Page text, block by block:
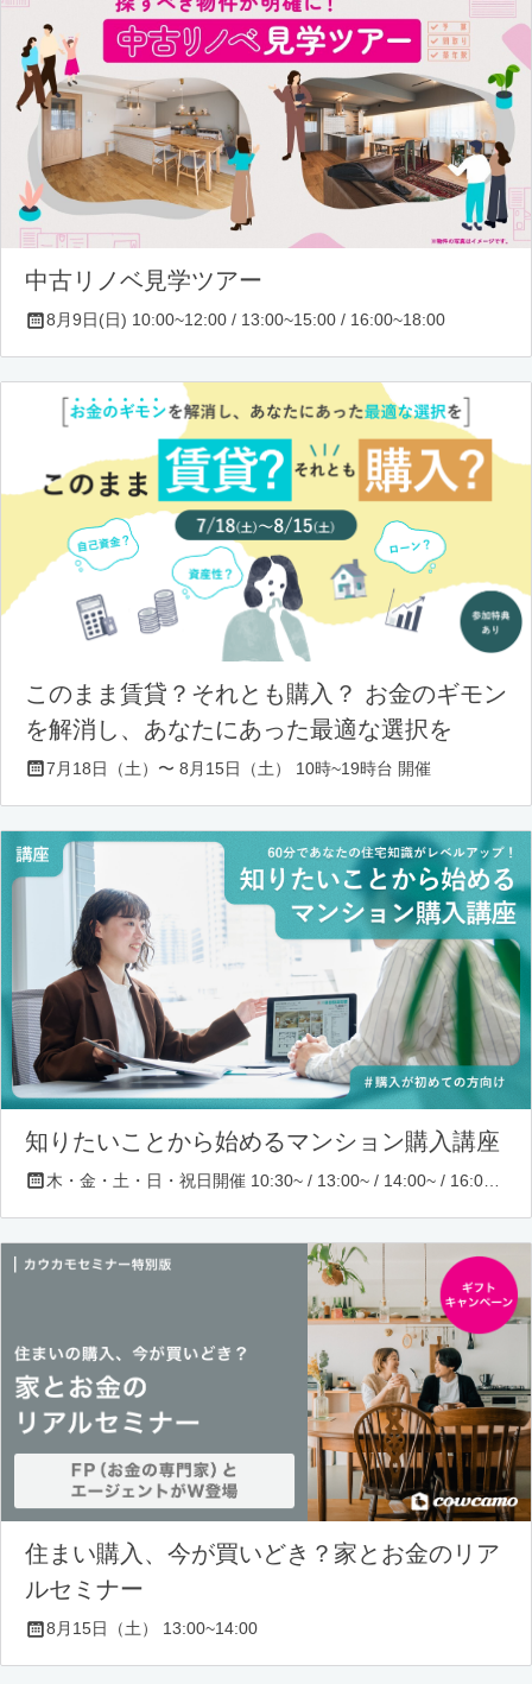
中古リノベ見学ツアー
8月9日(日) 10:00~12:00 / 13:00~15:00 / 16:00~18:00
このまま賃貸？それとも購入？ お金のギモン
を解消し、あなたにあった最適な選択を
7月18日（土）〜 8月15日（土） 10時~19時台 開催
知りたいことから始めるマンション購入講座
住まい購入、今が買いどき？家とお金のリア
ルセミナー
8月15日（土） 13:00~14:00